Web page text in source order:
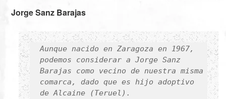
Jorge Sanz Barajas
Aunque nacido en Zaragoza en 1967,
podemos considerar a Jorge Sanz
Barajas como vecino de nuestra misma
comarca, dado que es hijo adoptivo
de Alcaine (Teruel).